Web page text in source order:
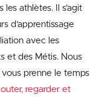
athlètes. Il s’agit
d’apprentissage
avec les
et des Métis. Nous
prenne le temps
regarder et